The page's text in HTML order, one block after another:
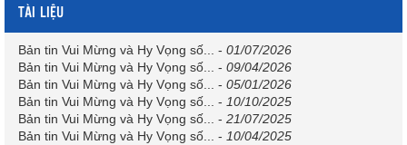
TÀI LIỆU
Bản tin Vui Mừng và Hy Vọng số... - 01/07/2026
Bản tin Vui Mừng và Hy Vọng số... - 09/04/2026
Bản tin Vui Mừng và Hy Vọng số... - 05/01/2026
Bản tin Vui Mừng và Hy Vọng số... - 10/10/2025
Bản tin Vui Mừng và Hy Vọng số... - 21/07/2025
Bản tin Vui Mừng và Hy Vọng số... - 10/04/2025